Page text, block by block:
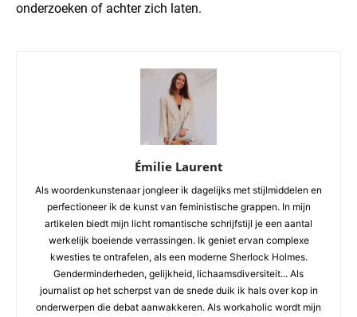
onderzoeken of achter zich laten.
Émilie Laurent
Als woordenkunstenaar jongleer ik dagelijks met stijlmiddelen en
perfectioneer ik de kunst van feministische grappen. In mijn
artikelen biedt mijn licht romantische schrijfstijl je een aantal
werkelijk boeiende verrassingen. Ik geniet ervan complexe
kwesties te ontrafelen, als een moderne Sherlock Holmes.
Genderminderheden, gelijkheid, lichaamsdiversiteit... Als
journalist op het scherpst van de snede duik ik hals over kop in
onderwerpen die debat aanwakkeren. Als workaholic wordt mijn